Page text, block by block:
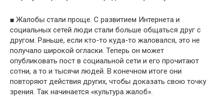
■ Жалобы стали проще. С развитием Интернета и
социальных сетей люди стали больше общаться друг с
другом. Раньше, если кто-то куда-то жаловался, это не
получало широкой огласки. Теперь он может
опубликовать пост в социальной сети и его прочитают
сотни, а то и тысячи людей. В конечном итоге они
повторяют действия других, чтобы доказать свою точку
зрения. Так начинается «культура жалоб».